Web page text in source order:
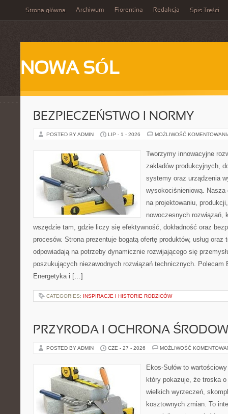
Strona główna Archiwum Fiorentina Redakcja Spis Treści
NOWA SÓL
BEZPIECZEŃSTWO I NORMY
POSTED BY ADMIN LIP - 1 - 2026 MOŻLIWOŚĆ
Tworzymy innowacyjne
zakładów produkcyjnych,
systemy oraz urządzenia
wysokociśnieniową. Nasza
na projektowaniu,
nowoczesnych rozwiązań,
wszędzie tam, gdzie liczy się efektywność, dokładność oraz
procesów. Strona prezentuje bogatą ofertę produktów, usług oraz
odpowiadają na potrzeby dynamicznie rozwijającego się
poszukujących niezawodnych rozwiązań technicznych. Polecam
Energetyka i […]
CATEGORIES: INSPIRACJE I HISTORIE RODZICÓW
PRZYRODA I OCHRONA
POSTED BY ADMIN CZE - 27 - 2026 MOŻLIWOŚĆ
Ekos-Sułów to
który pokazuje, że troska
wielkich wyrzeczeń,
kosztownych zmian. To